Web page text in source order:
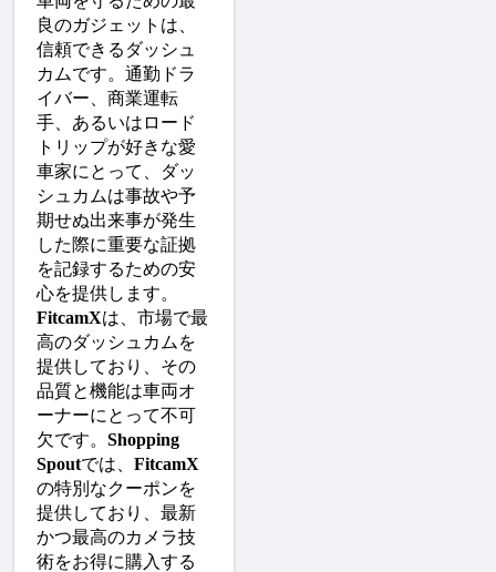
良のガジェットは、
信頼できるダッシュ
カムです。通勤ドラ
イバー、商業運転
手、あるいはロード
トリップが好きな愛
車家にとって、ダッ
シュカムは事故や予
期せぬ出来事が発生
した際に重要な証拠
を記録するための安
心を提供します。
FitcamXは、市場で最
高のダッシュカムを
提供しており、その
品質と機能は車両オ
ーナーにとって不可
欠です。 Shopping
Spoutでは、 FitcamX
の特別なクーポンを
提供しており、最新
かつ最高のカメラ技
術をお得に購入する